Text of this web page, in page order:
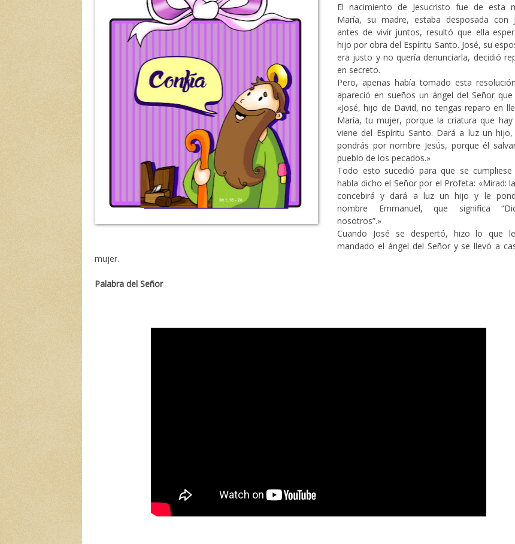
El nacimiento de Jesucristo fue de esta
María, su madre, estaba desposada con
antes de vivir juntos, resultó que ella
hijo por obra del Espíritu Santo. José, su
era justo y no quería denunciarla, decidió
en secreto.
Pero, apenas había tomado esta
apareció en sueños un ángel del Señor
«José, hijo de David, no tengas reparo en
María, tu mujer, porque la criatura que hay
viene del Espíritu Santo. Dará a luz un
pondrás por nombre Jesús, porque él
pueblo de los pecados.»
Todo esto sucedió para que se
habla dicho el Señor por el Profeta: «Mirad:
concebirá y dará a luz un hijo y le
nombre Emmanuel, que significa
nosotros”.»
Cuando José se despertó, hizo lo que
mandado el ángel del Señor y se llevó a
mujer.
Palabra del Señor